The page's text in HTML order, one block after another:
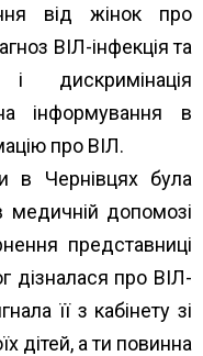
від жінок про
ВІЛ-інфекція та
дискримінація
інформування в
про ВІЛ.
в Чернівцях була
допомозі
представниці
дізналася про ВІЛ-
її з кабінету зі
дітей, а ти повинна